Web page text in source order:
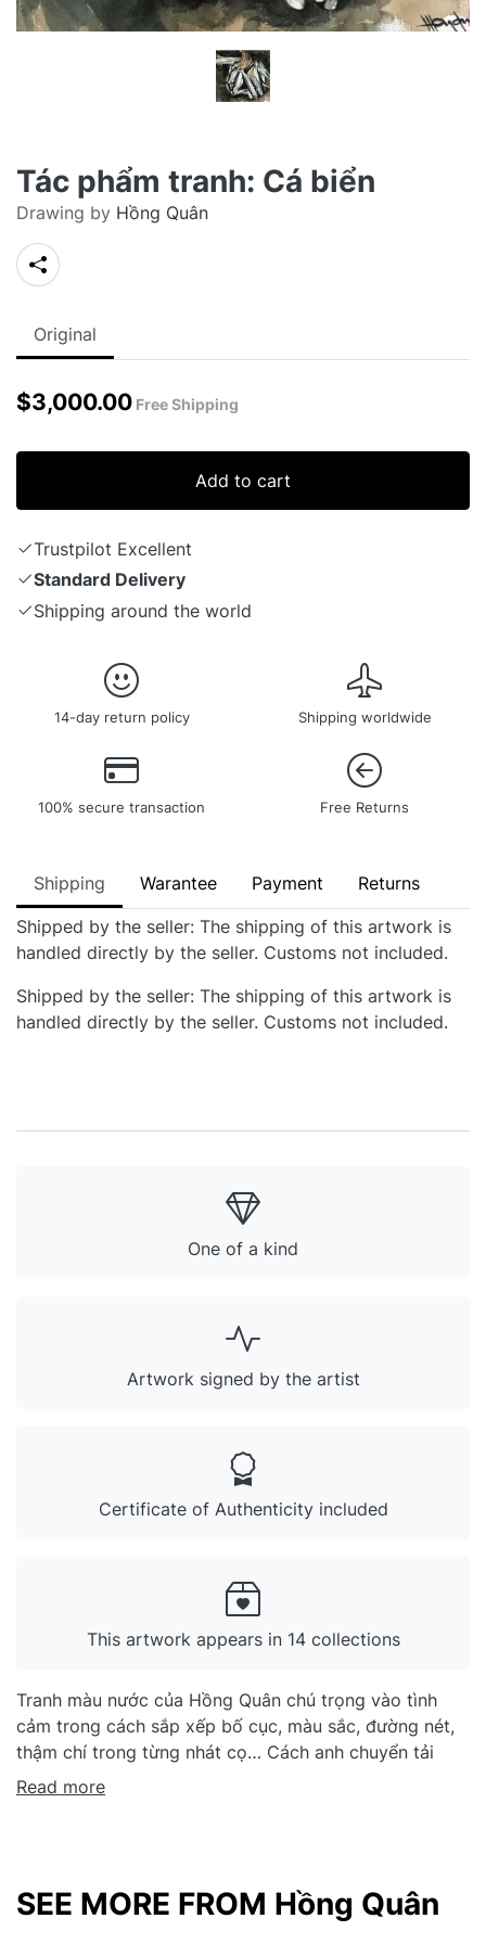
Tác phẩm tranh: Cá biển
Drawing by Hồng Quân
Original
$3,000.00 Free Shipping
Add to cart
Trustpilot Excellent
Standard Delivery
Shipping around the world
14-day return policy Shipping worldwide
100% secure transaction Free Returns
Shipping Warantee Payment
Returns
Shipped by the seller: The shipping of this artwork is
handled directly by the seller. Customs not included.
Shipped by the seller: The shipping of this artwork is
handled directly by the seller. Customs not included.
One of a kind
Artwork signed by the artist
Certificate of Authenticity included
This artwork appears in 14 collections
Tranh màu nước của Hồng Quân chú trọng vào tình
cảm trong cách sắp xếp bố cục, màu sắc, đường nét,
thậm chí trong từng nhát cọ… Cách anh chuyển tải
thông điệp cũng rất tình cảm, ý tứ nhẹ nhàng, giống
người vẽ khả năng kỹ thuật xử lý nhanh, linh hoạt, tinh
Read more
SEE MORE FROM Hồng Quân